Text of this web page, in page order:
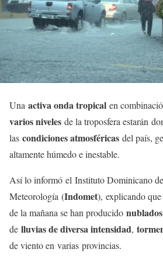
Una activa onda tropical en
varios niveles de la troposfera estarán
las condiciones atmosféricas del país,
altamente húmedo e inestable.
Así lo informó el Instituto Dominicano de
Meteorología (Indomet), explicando
de la mañana se han producido nublados
de lluvias de diversa intensidad,
de viento en varias provincias.